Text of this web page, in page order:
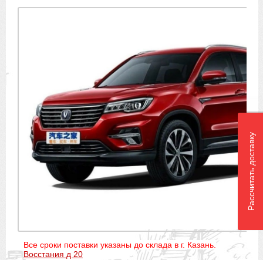
Все сроки поставки указаны до склада в г. Казань.
Восстания д 20
Рассчитать доставку